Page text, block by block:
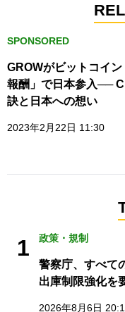
SPONSORED
GROWがビットコイ
報酬」で日本参入──
訣と日本への想い
2023年2月22日 11:30
1 政策・規制
警察庁、すべて
出庫制限強化を
2026年8月6日